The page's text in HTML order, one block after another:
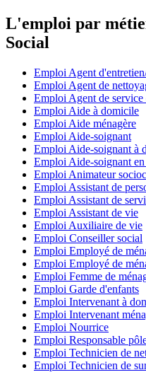
L'emploi par
Social
Emploi Agent
Emploi Agent de
Emploi Agent de service
Emploi Aide à domicile
Emploi Aide ménagère
Emploi Aide-soignant
Emploi Aide-soignant à
Emploi Aide-soignant
Emploi Animateur
Emploi Assistant de
Emploi Assistant de
Emploi Assistant de vie
Emploi Auxiliaire de vie
Emploi Conseiller social
Emploi Employé de
Emploi Employé de
Emploi Femme de
Emploi Garde d'enfants
Emploi Intervenant à
Emploi Intervenant
Emploi Nourrice
Emploi Responsable
Emploi Technicien de
Emploi Technicien de